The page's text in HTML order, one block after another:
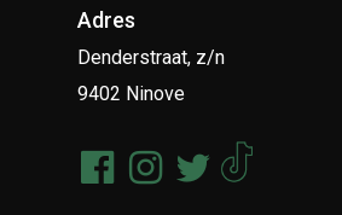
Adres
Denderstraat, z/n
9402 Ninove